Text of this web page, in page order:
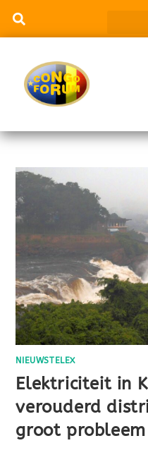
NIEUWSTELEX
Elektriciteit in
verouderd
groot probleem